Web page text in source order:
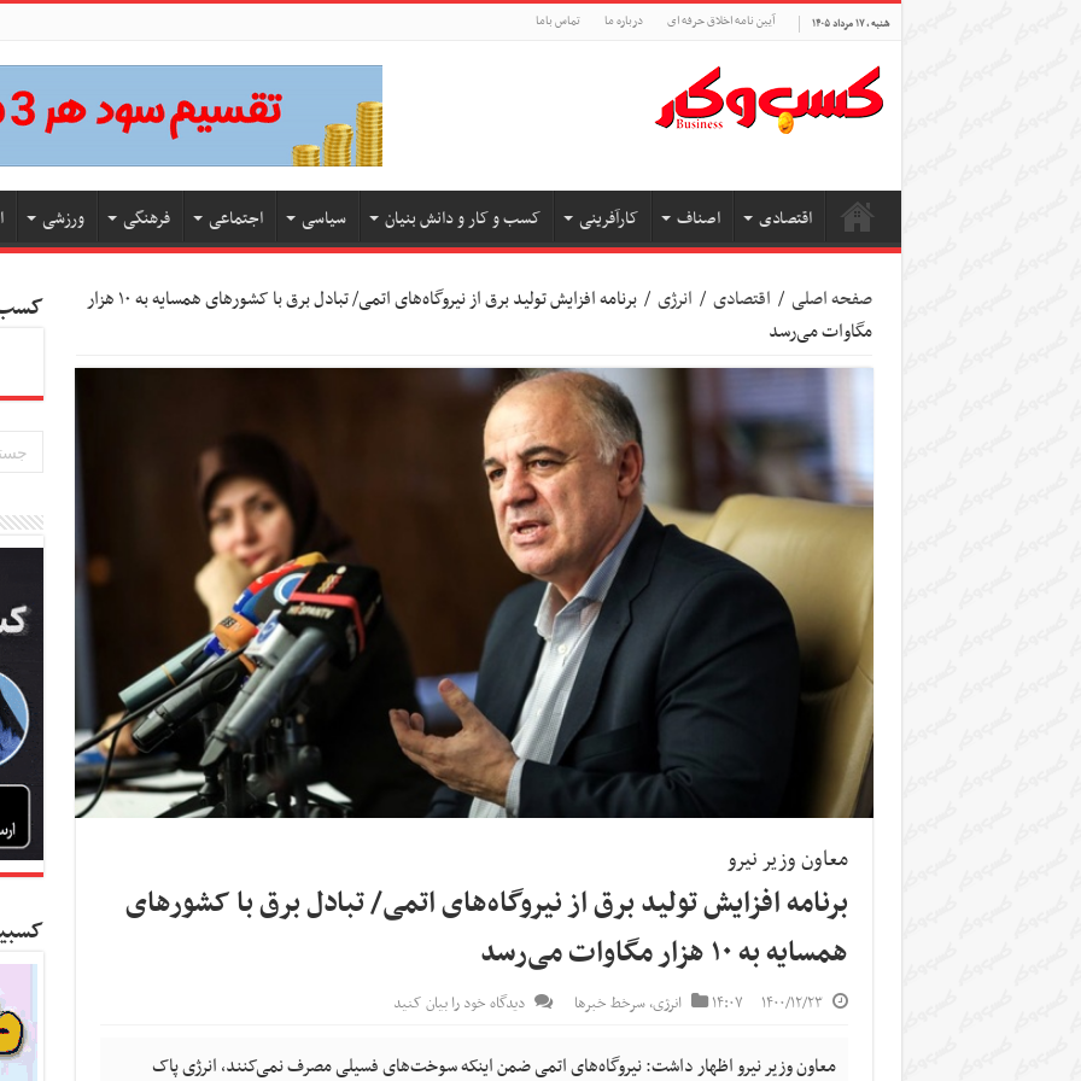
شنبه , ۱۷ مرداد ۱۴۰۵ آیین نامه اخلاق حرفه ای درباره ما تماس باما
اقتصادی اصناف کارآفرینی کسب و کار و دانش بنیان سیاسی اجتماعی فرهنگی ورزشی
صفحه اصلی / اقتصادی / انرژی /
برنامه افزایش تولید برق از نیروگاه‌های اتمی/ تبادل برق با کشورهای همسایه به ۱۰ هزار
مگاوات می‌رسد
معاون وزیر نیرو
برنامه افزایش تولید برق از نیروگاه‌های اتمی/ تبادل برق با کشورهای
همسایه به ۱۰ هزار مگاوات می‌رسد
۱۴۰۰/۱۲/۲۳ ۱۴:۰۷ انرژی,سرخط خبرها دیدگاه خود را بیان کنید
معاون وزیر نیرو اظهار داشت: نیروگاه‌های اتمی ضمن اینکه سوخت‌های فسیلی مصرف نمی‌کنند، انرژی پاک
کسب